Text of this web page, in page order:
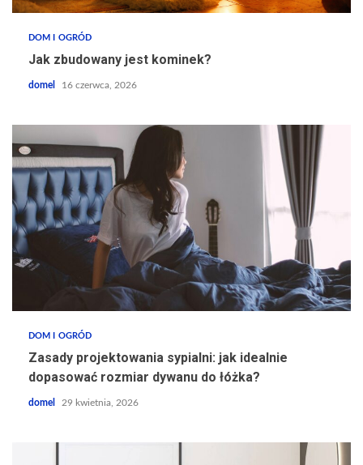
DOM I OGRÓD
Jak zbudowany jest kominek?
domel 16 czerwca, 2026
DOM I OGRÓD
Zasady projektowania sypialni: jak idealnie
dopasować rozmiar dywanu do łóżka?
domel 29 kwietnia, 2026